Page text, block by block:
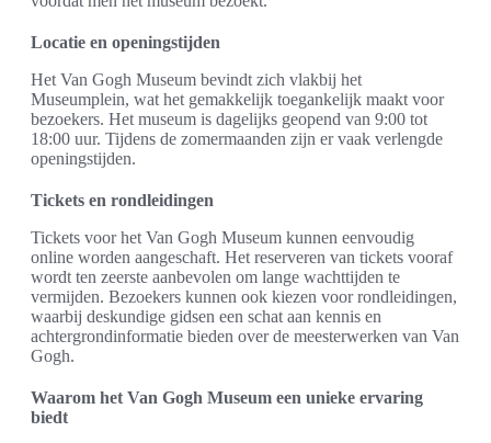
Locatie en openingstijden
Het Van Gogh Museum bevindt zich vlakbij het
Museumplein, wat het gemakkelijk toegankelijk maakt voor
bezoekers. Het museum is dagelijks geopend van 9:00 tot
18:00 uur. Tijdens de zomermaanden zijn er vaak verlengde
openingstijden.
Tickets en rondleidingen
Tickets voor het Van Gogh Museum kunnen eenvoudig
online worden aangeschaft. Het reserveren van tickets vooraf
wordt ten zeerste aanbevolen om lange wachttijden te
vermijden. Bezoekers kunnen ook kiezen voor rondleidingen,
waarbij deskundige gidsen een schat aan kennis en
achtergrondinformatie bieden over de meesterwerken van Van
Gogh.
Waarom het Van Gogh Museum een unieke ervaring
biedt